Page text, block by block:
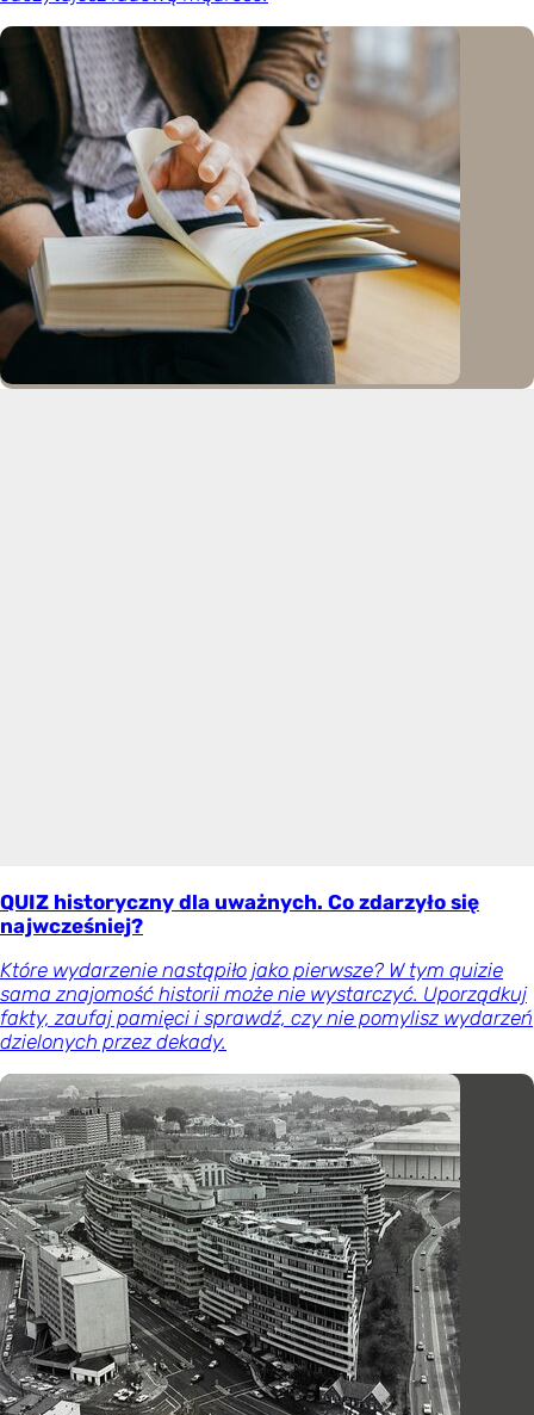
QUIZ historyczny dla uważnych. Co zdarzyło się
najwcześniej?
Które wydarzenie nastąpiło jako pierwsze? W tym quizie
sama znajomość historii może nie wystarczyć. Uporządkuj
fakty, zaufaj pamięci i sprawdź, czy nie pomylisz wydarzeń
dzielonych przez dekady.